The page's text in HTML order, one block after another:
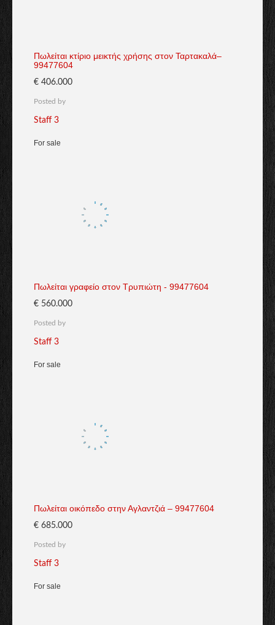
Πωλείται κτίριο μεικτής χρήσης στον Ταρτακαλά–
99477604
€ 406.000
Posted by
Staff 3
For sale
Πωλείται γραφείο στον Τρυπιώτη - 99477604
€ 560.000
Posted by
Staff 3
For sale
Πωλείται οικόπεδο στην Αγλαντζιά – 99477604
€ 685.000
Posted by
Staff 3
For sale